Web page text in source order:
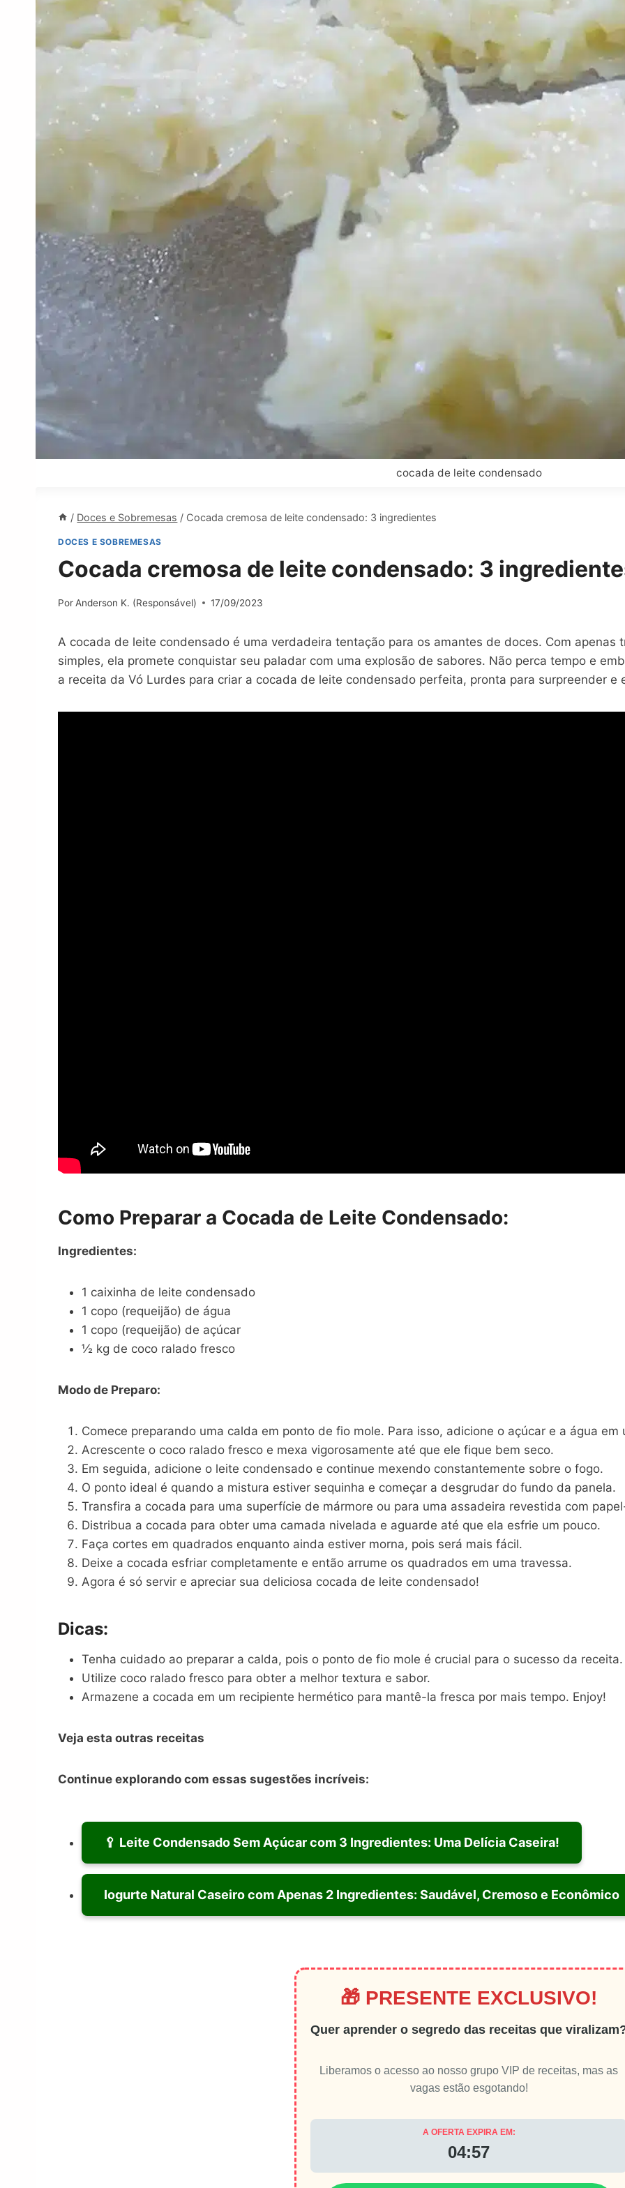
cocada de leite condensado
/ Doces e Sobremesas / Cocada cremosa de leite condensado: 3 ingredientes
DOCES E SOBREMESAS
Cocada cremosa de leite condensado: 3
Por Anderson K. (Responsável) 17/09/2023
A cocada de leite condensado é uma verdadeira tentação para os amantes de doces. Com apenas
simples, ela promete conquistar seu paladar com uma explosão de sabores. Não perca tempo e
a receita da Vó Lurdes para criar a cocada de leite condensado perfeita, pronta para surpreender e
Como Preparar a Cocada de Leite Condensado:
Ingredientes:
1 caixinha de leite condensado
1 copo (requeijão) de água
1 copo (requeijão) de açúcar
½ kg de coco ralado fresco
Modo de Preparo:
Comece preparando uma calda em ponto de fio mole. Para isso, adicione o açúcar e a água
Acrescente o coco ralado fresco e mexa vigorosamente até que ele fique bem seco.
Em seguida, adicione o leite condensado e continue mexendo constantemente sobre o fogo.
O ponto ideal é quando a mistura estiver sequinha e começar a desgrudar do fundo da panela.
Transfira a cocada para uma superfície de mármore ou para uma assadeira revestida com
Distribua a cocada para obter uma camada nivelada e aguarde até que ela esfrie um pouco.
Faça cortes em quadrados enquanto ainda estiver morna, pois será mais fácil.
Deixe a cocada esfriar completamente e então arrume os quadrados em uma travessa.
Agora é só servir e apreciar sua deliciosa cocada de leite condensado!
Dicas:
Tenha cuidado ao preparar a calda, pois o ponto de fio mole é crucial para o sucesso da receita.
Utilize coco ralado fresco para obter a melhor textura e sabor.
Armazene a cocada em um recipiente hermético para mantê-la fresca por mais tempo. Enjoy!
Veja esta outras receitas
Continue explorando com essas sugestões incríveis:
🥄 Leite Condensado Sem Açúcar com 3 Ingredientes: Uma Delícia Caseira!
Iogurte Natural Caseiro com Apenas 2 Ingredientes: Saudável, Cremoso e Econômico
🎁 PRESENTE EXCLUSIVO!
Quer aprender o segredo das receitas que
Liberamos o acesso ao nosso grupo VIP de receitas, mas as
vagas estão esgotando!
A OFERTA EXPIRA EM:
04:55